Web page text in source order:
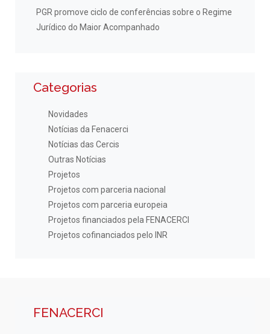
PGR promove ciclo de conferências sobre o Regime
Jurídico do Maior Acompanhado
Categorias
Novidades
Notícias da Fenacerci
Notícias das Cercis
Outras Notícias
Projetos
Projetos com parceria nacional
Projetos com parceria europeia
Projetos financiados pela FENACERCI
Projetos cofinanciados pelo INR
FENACERCI